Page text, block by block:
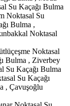
Su Kaçağı Bulma
Noktasal Su
Bulma ,
Noktasal
Noktasal
Bulma , Ziverbey
Su Kaçağı Bulma
Su Kaçağı
, Çavuşoğlu